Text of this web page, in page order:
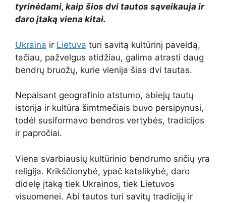
tyrinėdami, kaip šios dvi tautos sąveikauja ir
daro įtaką viena kitai.
Ukraina ir Lietuva turi savitą kultūrinį paveldą,
tačiau, pažvelgus atidžiau, galima atrasti daug
bendrų bruožų, kurie vienija šias dvi tautas.
Nepaisant geografinio atstumo, abiejų tautų
istorija ir kultūra šimtmečiais buvo persipynusi,
todėl susiformavo bendros vertybės, tradicijos
ir papročiai.
Viena svarbiausių kultūrinio bendrumo sričių yra
religija. Krikščionybė, ypač katalikybė, daro
didelę įtaką tiek Ukrainos, tiek Lietuvos
visuomenei. Abi tautos turi savitų tradicijų ir